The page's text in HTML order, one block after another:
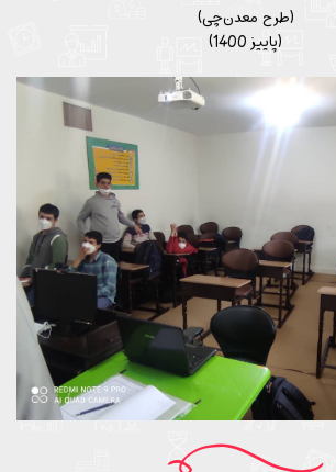
(طرح معدن‌چی)
(پاییز 1400)